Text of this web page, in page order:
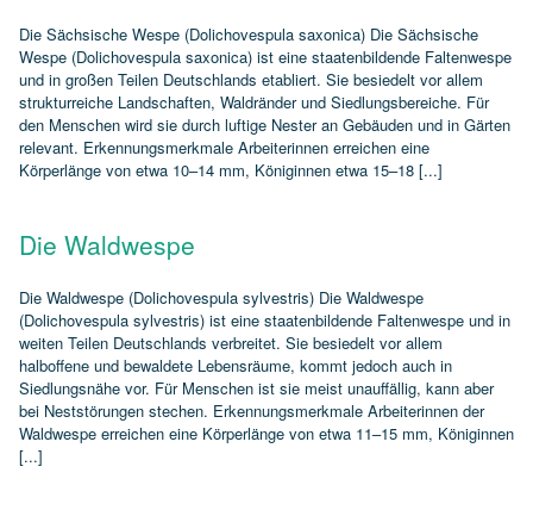
Die Sächsische Wespe (Dolichovespula saxonica) Die Sächsische
Wespe (Dolichovespula saxonica) ist eine staatenbildende Faltenwespe
und in großen Teilen Deutschlands etabliert. Sie besiedelt vor allem
strukturreiche Landschaften, Waldränder und Siedlungsbereiche. Für
den Menschen wird sie durch luftige Nester an Gebäuden und in Gärten
relevant. Erkennungsmerkmale Arbeiterinnen erreichen eine
Körperlänge von etwa 10–14 mm, Königinnen etwa 15–18 [...]
Die Waldwespe
Die Waldwespe (Dolichovespula sylvestris) Die Waldwespe
(Dolichovespula sylvestris) ist eine staatenbildende Faltenwespe und in
weiten Teilen Deutschlands verbreitet. Sie besiedelt vor allem
halboffene und bewaldete Lebensräume, kommt jedoch auch in
Siedlungsnähe vor. Für Menschen ist sie meist unauffällig, kann aber
bei Neststörungen stechen. Erkennungsmerkmale Arbeiterinnen der
Waldwespe erreichen eine Körperlänge von etwa 11–15 mm, Königinnen
[...]